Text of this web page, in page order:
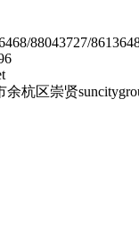
88043727/
余杭区崇贤